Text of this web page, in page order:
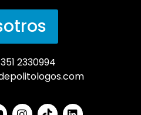
2330994